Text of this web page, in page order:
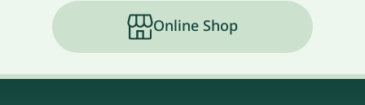
Online Shop